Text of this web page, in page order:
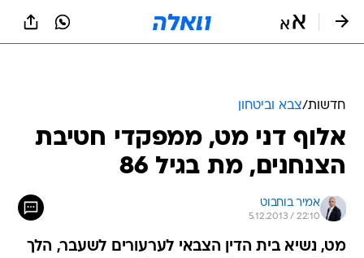
חדשות/צבא וביטחון
אלוף דני מט, ממפקדי חטיבת
הצנחנים, מת בגיל 86
אמיר בוחבוט
5.12.2013 / 22:10
מט, נשיא בית הדין הצבאי לערעורים לשעבר, הלך